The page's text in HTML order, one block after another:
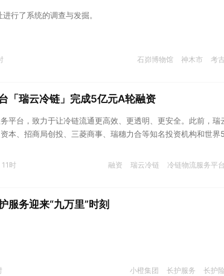
行了系统的调查与发掘。
石峁博物馆 神木市 考古
「瑞云冷链」完成5亿元A轮融资
平台，致力于让冷链流通更高效、更透明、更安全。此前，瑞
本、招商局创投、三菱商事、瑞穗力合等知名投资机构和世界
融资 瑞云冷链 冷链物流服务平台
时
服务迎来“九万里”时刻
小橙集团 长护服务 长护险